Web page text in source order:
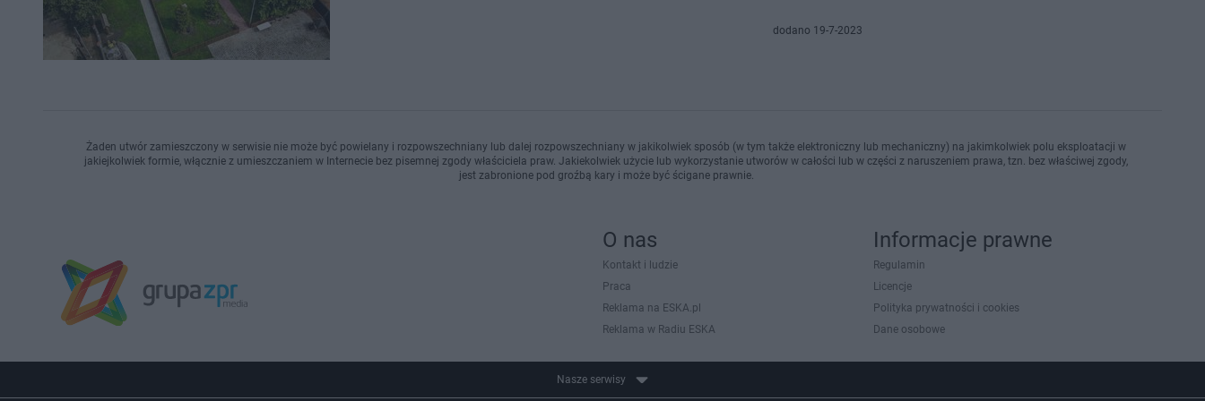
dodano 19-7-2023
Żaden utwór zamieszczony w serwisie nie może być powielany i rozpowszechniany lub dalej rozpowszechniany w jakikolwiek sposób (w tym także elektroniczny lub mechaniczny) na jakimkolwiek polu eksploatacji w
jakiejkolwiek formie, włącznie z umieszczaniem w Internecie bez pisemnej zgody właściciela praw. Jakiekolwiek użycie lub wykorzystanie utworów w całości lub w części z naruszeniem prawa, tzn. bez właściwej zgody,
jest zabronione pod groźbą kary i może być ścigane prawnie.
O nas
Kontakt i ludzie
Praca
Reklama na ESKA.pl
Reklama w Radiu ESKA
Informacje prawne
Regulamin
Licencje
Polityka prywatności i cookies
Dane osobowe
Nasze serwisy